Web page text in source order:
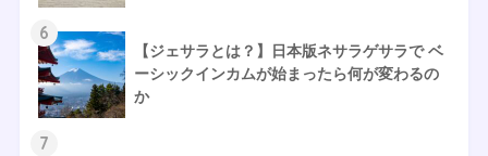
6
【ジェサラとは？】日本版ネサラゲサラで ベ
ーシックインカムが始まったら何が変わるの
か
7